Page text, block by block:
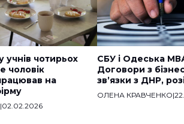
чотирьох
чоловік
на
|02.02.2026
СБУ і Одеська
Договори з
звʼязки з ДНР,
ОЛЕНА КРАВЧЕНКО|